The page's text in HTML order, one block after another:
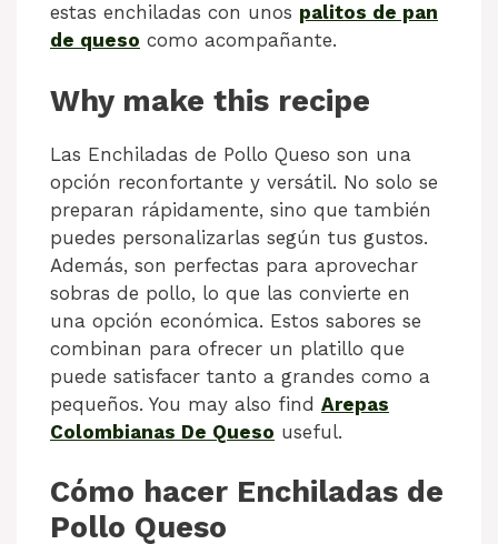
estas enchiladas con unos palitos de pan
de queso como acompañante.
Why make this recipe
Las Enchiladas de Pollo Queso son una
opción reconfortante y versátil. No solo se
preparan rápidamente, sino que también
puedes personalizarlas según tus gustos.
Además, son perfectas para aprovechar
sobras de pollo, lo que las convierte en
una opción económica. Estos sabores se
combinan para ofrecer un platillo que
puede satisfacer tanto a grandes como a
pequeños. You may also find Arepas
Colombianas De Queso useful.
Cómo hacer Enchiladas de
Pollo Queso